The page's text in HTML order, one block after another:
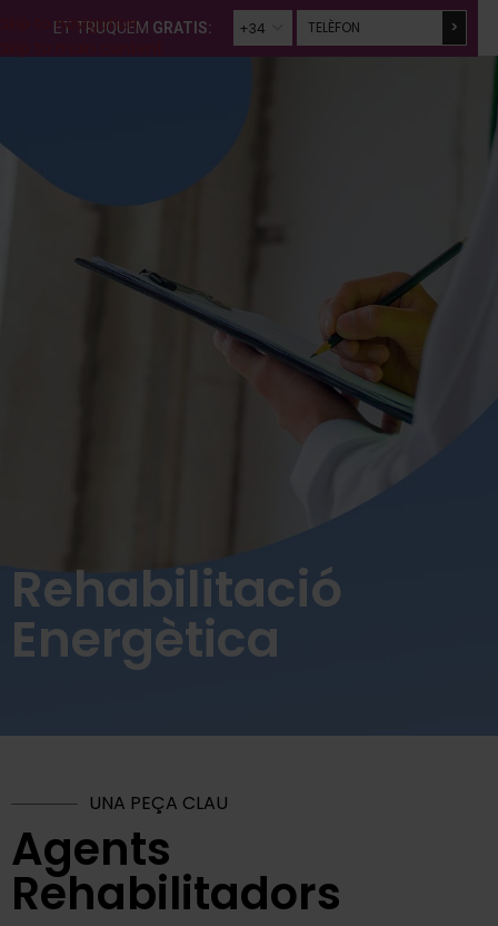
Skip to navigation
ET TRUQUEM GRATIS:
Rehabilitació
Energètica
UNA PEÇA CLAU
Agents
Rehabilitadors